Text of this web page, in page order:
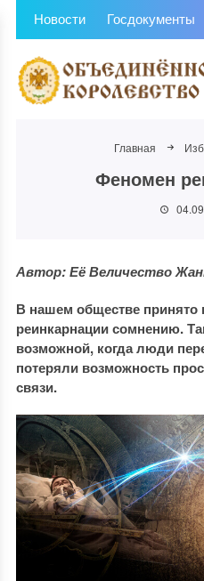
Новости Госдокументы
Главная
Феномен
Автор: Её Величество
В нашем обществе принято
реинкарнации сомнению.
возможной, когда люди
потеряли возможность
связи.